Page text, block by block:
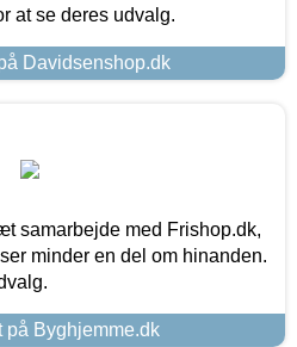
at se deres udvalg.
Davidsenshop.dk
samarbejde med Frishop.dk,
minder en del om hinanden.
på Byghjemme.dk